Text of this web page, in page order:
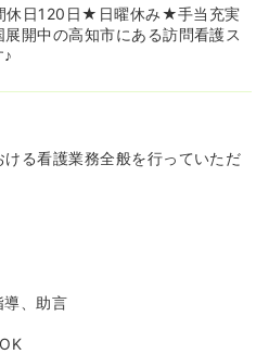
ちまで2～3ヶ月丁寧に支援い
の看護師さんが多く、チーム
取得を積極的にしておりま
実績があります。代表の方もお
理解のある環境です！
です！≫
ために面接を必ず2回行って
いて丁寧に説明もしていただ
も離職率が3〜4％ととっても
休日120日★日曜休み★手当充実
開中の高知市にある訪問看護ス
る看護業務全般を行っていただ
導、助言